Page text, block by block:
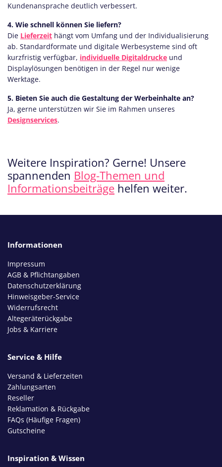
Kundenansprache deutlich verbessert.
4. Wie schnell können Sie liefern?
Die Lieferzeit hängt vom Umfang und der Individualisierung
ab. Standardformate und digitale Werbesysteme sind oft
kurzfristig verfügbar, individuelle Digitaldrucke und
Displaylösungen benötigen in der Regel nur wenige
Werktage.
5. Bieten Sie auch die Gestaltung der Werbeinhalte an?
Ja, gerne unterstützen wir Sie im Rahmen unseres
Designservices.
Weitere Inspiration? Gerne! Unsere
spannenden Blog-Themen und
Informationsbeiträge helfen weiter.
Informationen
Impressum
AGB & Pflichtangaben
Datenschutzerklärung
Hinweisgeber-Service
Widerrufsrecht
Altegeräterückgabe
Jobs & Karriere
Service & Hilfe
Versand & Lieferzeiten
Zahlungsarten
Reseller
Reklamation & Rückgabe
FAQs (Häufige Fragen)
Gutscheine
Inspiration & Wissen